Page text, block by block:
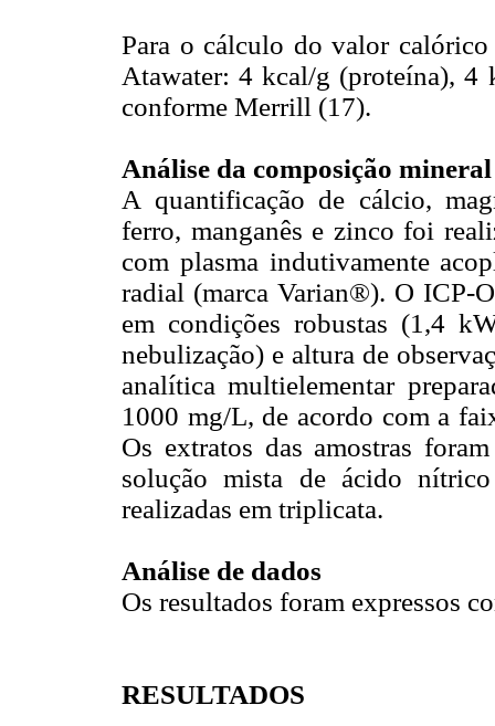
Para o cálculo do valor
Atawater: 4 kcal/g (proteína),
conforme Merrill (17).
Análise da composição mineral
A quantificação de cálcio,
ferro, manganês e zinco foi
com plasma indutivamente
radial (marca Varian®). O ICP-
em condições robustas (1,4
nebulização) e altura de
analítica multielementar
1000 mg/L, de acordo com a
Os extratos das amostras
solução mista de ácido
realizadas em triplicata.
Análise de dados
Os resultados foram expressos
RESULTADOS